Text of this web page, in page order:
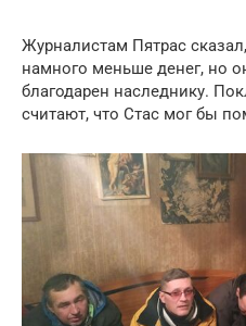
Журналистам Пятрас
намного меньше денег, но
благодарен наследнику.
считают, что Стас мог бы